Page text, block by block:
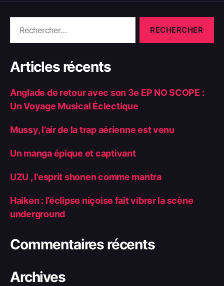
Articles récents
Anglade de retour avec son 3e EP NO SCOPE :
Un Voyage Musical Éclectique
Mussy, l’air de la trap aérienne est venu
Un manga épique et captivant
UZU , l’esprit shonen comme mantra
Haiken : l’éclipse niçoise fait vibrer la scène
underground
Commentaires récents
Archives